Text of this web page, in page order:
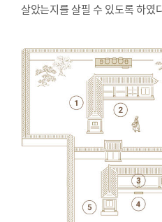
살았는지를 살필 수 있도록 하였